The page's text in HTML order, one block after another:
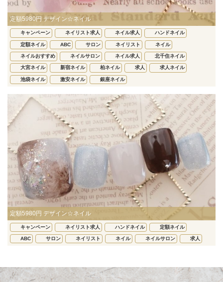
定額5980円 デザイン☆ネイル
キャンペーン ネイリスト求人 ネイル求人 ハンドネイル
定額ネイル ABC サロン ネイリスト ネイル
ネイルおすすめ ネイルサロン ネイル求人 北千住ネイル
大宮ネイル 新宿ネイル 柏ネイル 求人 求人ネイル
池袋ネイル 激安ネイル 銀座ネイル
定額5980円 デザイン☆ネイル
キャンペーン ネイリスト求人 ハンドネイル 定額ネイル
ABC サロン ネイリスト ネイル ネイルサロン 求人